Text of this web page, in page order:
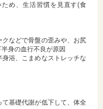
め、生活習慣を見直す(食
クなどで骨盤の歪みや、お尻
身の血行不良が原因
身浴、こまめなストレッチな
て基礎代謝が低下して、体全